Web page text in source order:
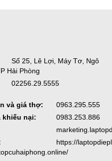
Số 25, Lê Lợi, Máy Tơ, Ngô
Hải Phòng
02256.29.5555
và giá thợ:
0963.295.555
khiếu nại:
0983.253.886
https://